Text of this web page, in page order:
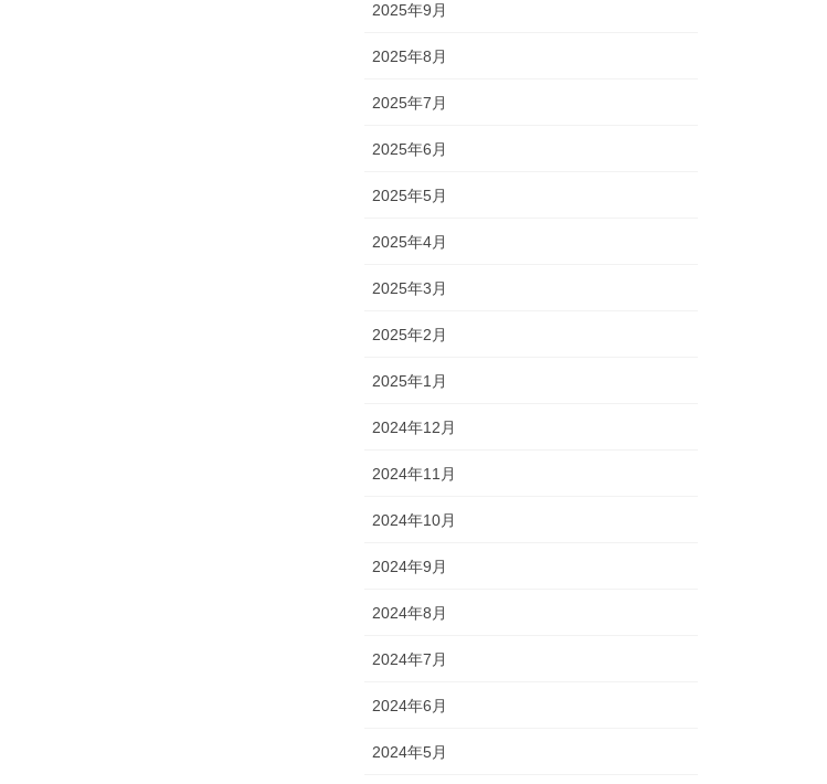
2025年9月
2025年8月
2025年7月
2025年6月
2025年5月
2025年4月
2025年3月
2025年2月
2025年1月
2024年12月
2024年11月
2024年10月
2024年9月
2024年8月
2024年7月
2024年6月
2024年5月